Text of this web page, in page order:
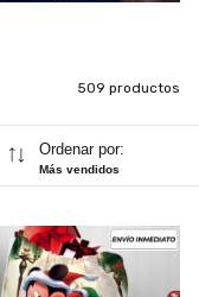
509 productos
Ordenar por:
Más vendidos